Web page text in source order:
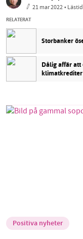
21 mar 2022•
RELATERAT
Storbanker
Dålig affär att
klimatkrediter
Positiva nyheter